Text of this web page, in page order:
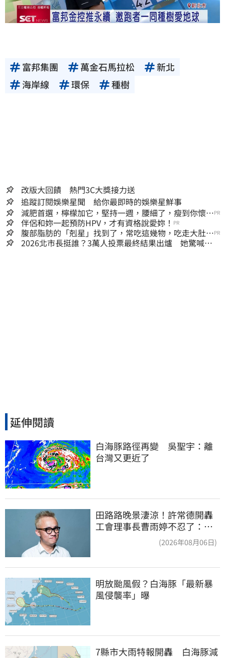
富邦集團 萬金石馬拉松
新北
海岸線
環保 種樹
改版大回饋 熱門3C大獎接力送
追蹤訂閱娛樂星聞 給你最即時的娛樂星鮮事
減肥首選，檸檬加它，堅持一週，腰細了，瘦到你懷疑
人生
PR
伴侶和妳一起預防HPV，才有資格說愛妳！ PR
腹部脂肪的「剋星」找到了，常吃這幾物，吃走大肚
囊，瘦出小蠻腰
PR
2026北市長挺誰？3萬人投票最終結果出爐 她驚喊：
延伸閱讀
白海豚路徑再變　吳聖宇：離
台灣又更近了
田路路晚景淒涼！許常德開轟
工會理事長曹雨婷不忍了：別
(2026年08月06日)
明放颱風假？白海豚「最新暴
風侵襲率」曝
7縣市大雨特報開轟　白海豚減